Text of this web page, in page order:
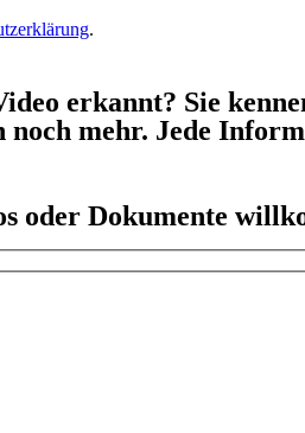
.
erkannt? Sie
mehr. Jede
oder Dokumente